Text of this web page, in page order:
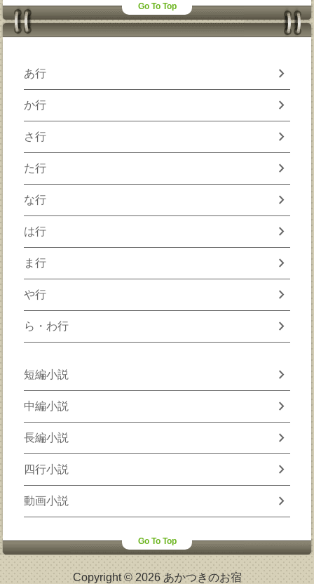
Go To Top
あ行 chevron_right
か行 chevron_right
さ行 chevron_right
た行 chevron_right
な行 chevron_right
は行 chevron_right
ま行 chevron_right
や行 chevron_right
ら・わ行 chevron_right
短編小説 chevron_right
中編小説 chevron_right
長編小説 chevron_right
四行小説 chevron_right
動画小説 chevron_right
Go To Top
Copyright © 2026 あかつきのお宿